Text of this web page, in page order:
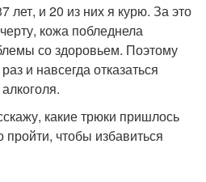
лет, и 20 из них я курю. За это
кожа побледнела
со здоровьем. Поэтому
и навсегда отказаться
какие трюки пришлось
пройти, чтобы избавиться